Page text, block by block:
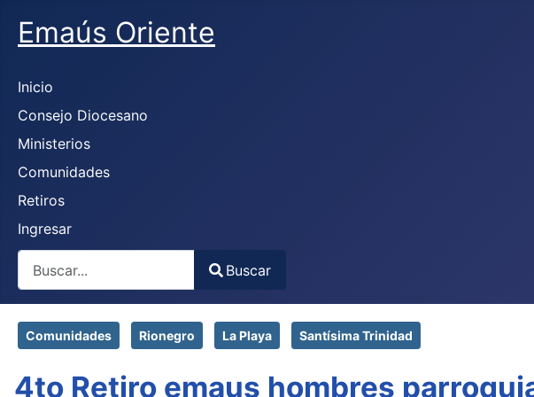
Emaús Oriente
Inicio
Consejo Diocesano
Ministerios
Comunidades
Retiros
Ingresar
Type 2 or more characters for results.
Buscar
Comunidades Rionegro La Playa Santísima Trinidad
4to Retiro emaus hombres